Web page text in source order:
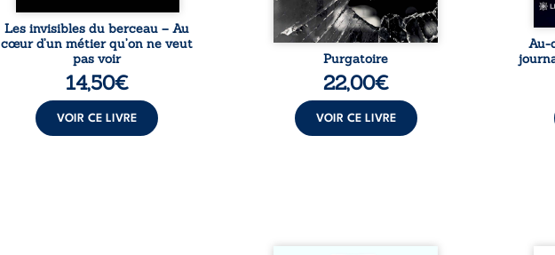
Les invisibles du berceau – Au
cœur d’un métier qu’on ne veut
pas voir
14,50€
VOIR CE LIVRE
Purgatoire
22,00€
VOIR CE LIVRE
Au-